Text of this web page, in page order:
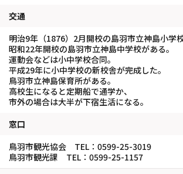
交通
明治9年（1876）2月開校の島羽市立神島小学校
昭和22年開校の島羽市立神島中学校がある。
運動会などは小中学校合同。
平成29年に小中学校の新校舎が完成した。
鳥羽市立神島保育所がある。
高校生になると定期船で通学か、
市外の場合は大半が下宿生活になる。
窓口
鳥羽市観光協会 TEL：0599-25-3019
鳥羽市観光課 TEL：0599-25-1157